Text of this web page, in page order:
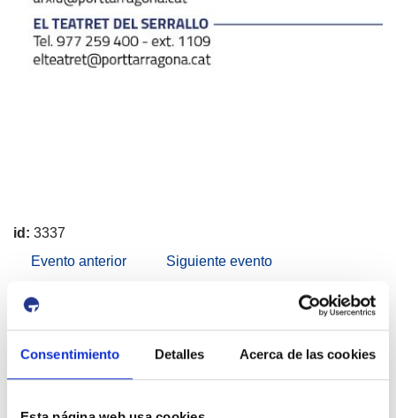
Consentimiento Detalles Acerca de las cookies
id: 3337
Evento anterior
Siguiente evento
Puerto y Ciudad